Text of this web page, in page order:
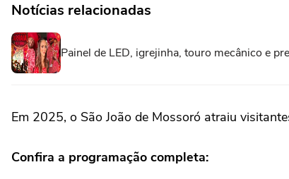
Notícias relacionadas
Painel de LED, igrejinha, touro mecânico e
Em 2025, o São João de Mossoró atraiu
Confira a programação completa: